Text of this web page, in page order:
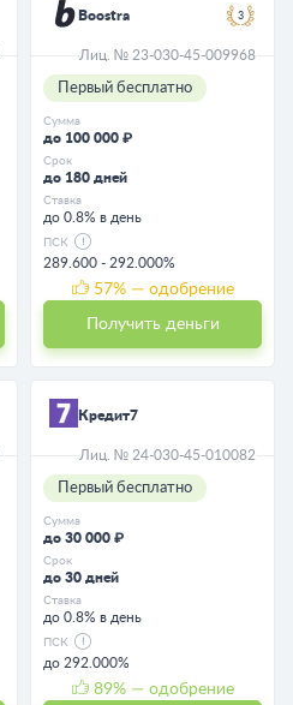
Boostra 3
Лиц. № 23-030-45-009968
Первый бесплатно
Сумма
до 100 000 ₽
Срок
до 180 дней
Ставка
до 0.8% в день
ПСК
289.600 - 292.000%
57% — одобрение
Получить деньги
Кредит7
Лиц. № 24-030-45-010082
Первый бесплатно
Сумма
до 30 000 ₽
Срок
до 30 дней
Ставка
до 0.8% в день
ПСК
до 292.000%
89% — одобрение